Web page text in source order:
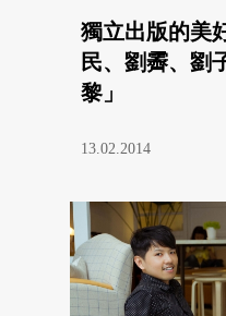
獨立出版的美
民、劉霽、劉
黎」
13.02.2014